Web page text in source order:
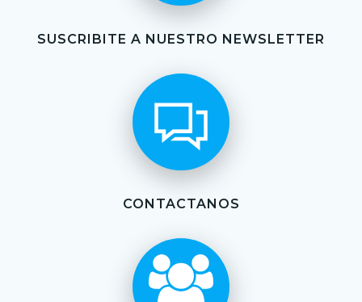
SUSCRIBITE A NUESTRO NEWSLETTER
CONTACTANOS